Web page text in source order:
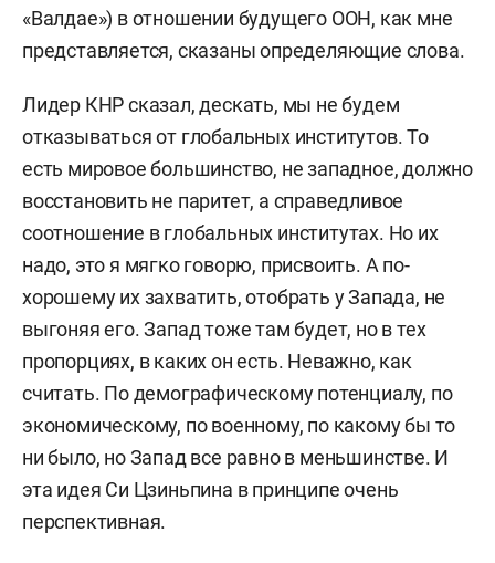
«Валдае») в отношении будущего ООН, как мне
представляется, сказаны определяющие слова.
Лидер КНР сказал, дескать, мы не будем
отказываться от глобальных институтов. То
есть мировое большинство, не западное, должно
восстановить не паритет, а справедливое
соотношение в глобальных институтах. Но их
надо, это я мягко говорю, присвоить. А по-
хорошему их захватить, отобрать у Запада, не
выгоняя его. Запад тоже там будет, но в тех
пропорциях, в каких он есть. Неважно, как
считать. По демографическому потенциалу, по
экономическому, по военному, по какому бы то
ни было, но Запад все равно в меньшинстве. И
эта идея Си Цзиньпина в принципе очень
перспективная.